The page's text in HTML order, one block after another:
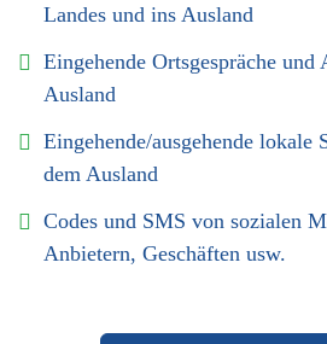
Landes und ins Ausland
Eingehende Ortsgespräche und
Ausland
Eingehende/ausgehende lokale
dem Ausland
Codes und SMS von sozialen
Anbietern, Geschäften usw.